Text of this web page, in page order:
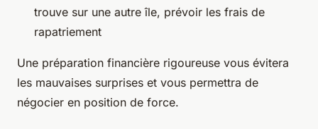
trouve sur une autre île, prévoir les frais de
rapatriement
Une préparation financière rigoureuse vous évitera
les mauvaises surprises et vous permettra de
négocier en position de force.